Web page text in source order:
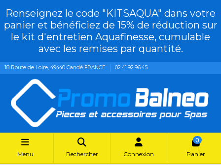
Renseignez le code "KITSAQUA" dans votre
panier et bénéficiez de 15% de réduction sur
le kit d'entretien Aquafinesse, cumulable
avec les remises par quantité.
18 Route de Loire, 49440 Candé FRANCE 02.41.92.96.45
Menu Rechercher Connexion
0
Panier